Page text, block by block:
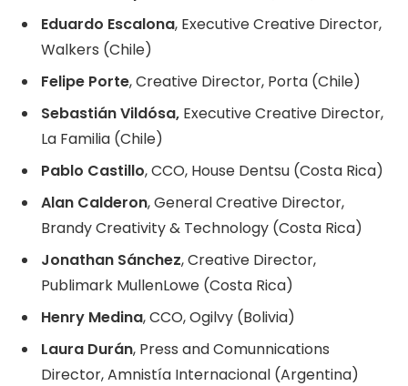
Eduardo Escalona, Executive Creative Director,
Walkers (Chile)
Felipe Porte, Creative Director, Porta (Chile)
Sebastián Vildósa, Executive Creative Director,
La Familia (Chile)
Pablo Castillo, CCO, House Dentsu (Costa Rica)
Alan Calderon, General Creative Director,
Brandy Creativity & Technology (Costa Rica)
Jonathan Sánchez, Creative Director,
Publimark MullenLowe (Costa Rica)
Henry Medina, CCO, Ogilvy (Bolivia)
Laura Durán, Press and Comunnications
Director, Amnistía Internacional (Argentina)